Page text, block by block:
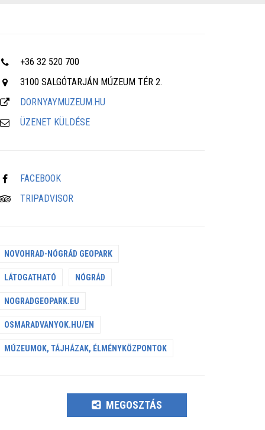
+36 32 520 700
3100 SALGÓTARJÁN MÚZEUM TÉR 2.
DORNYAYMUZEUM.HU
ÜZENET KÜLDÉSE
FACEBOOK
TRIPADVISOR
NOVOHRAD-NÓGRÁD GEOPARK
LÁTOGATHATÓ NÓGRÁD
NOGRADGEOPARK.EU
OSMARADVANYOK.HU/EN
MÚZEUMOK, TÁJHÁZAK, ÉLMÉNYKÖZPONTOK
MEGOSZTÁS